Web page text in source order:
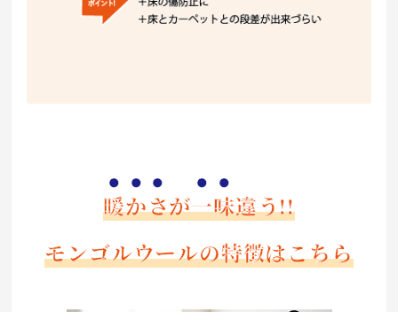
暖かさが一味違う!!
モンゴルウールの特徴はこちら